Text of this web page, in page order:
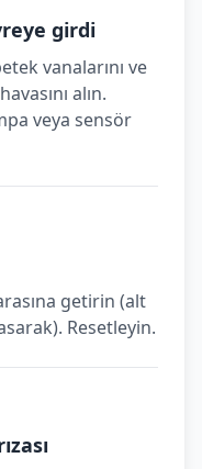
girdi
vanalarını ve
alın.
veya sensör
getirin (alt
Resetleyin.